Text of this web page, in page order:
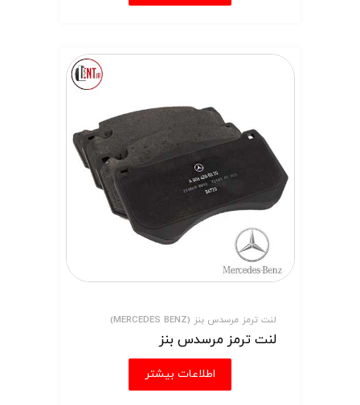
لنت ترمز مرسدس بنز (MERCEDES BENZ)
لنت ترمز مرسدس بنز
اطلاعات بیشتر